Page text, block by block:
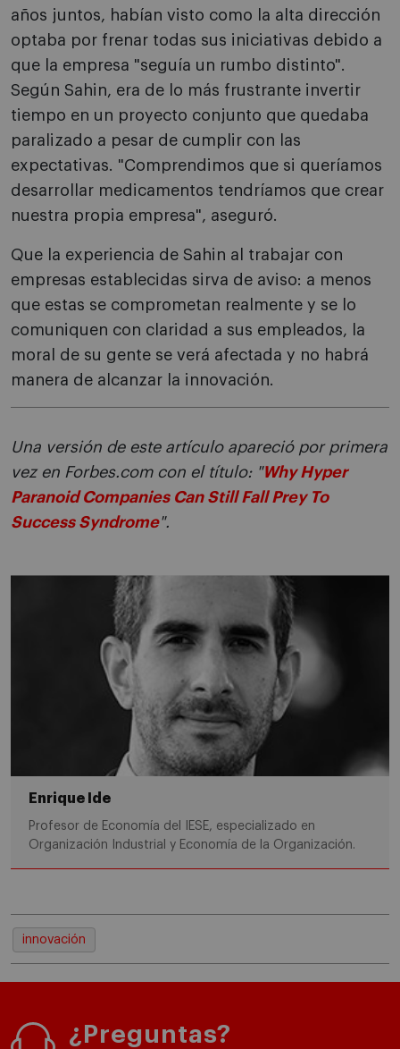
años juntos, habían visto como la alta dirección
optaba por frenar todas sus iniciativas debido a
que la empresa "seguía un rumbo distinto".
Según Sahin, era de lo más frustrante invertir
tiempo en un proyecto conjunto que quedaba
paralizado a pesar de cumplir con las
expectativas. "Comprendimos que si queríamos
desarrollar medicamentos tendríamos que crear
nuestra propia empresa", aseguró.
Que la experiencia de Sahin al trabajar con
empresas establecidas sirva de aviso: a menos
que estas se comprometan realmente y se lo
comuniquen con claridad a sus empleados, la
moral de su gente se verá afectada y no habrá
manera de alcanzar la innovación.
Una versión de este artículo apareció por primera
vez en Forbes.com con el título: "Why Hyper
Paranoid Companies Can Still Fall Prey To
Success Syndrome".
Enrique Ide
Profesor de Economía del IESE, especializado en
Organización Industrial y Economía de la Organización.
innovación
¿Preguntas?